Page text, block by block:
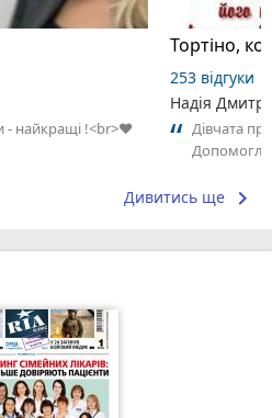
- найкращі !<br>♥️
Тортіно,
253 відгуки
Надія
Дівчата
Допомогли
Дивитись ще keyboard_arrow_right